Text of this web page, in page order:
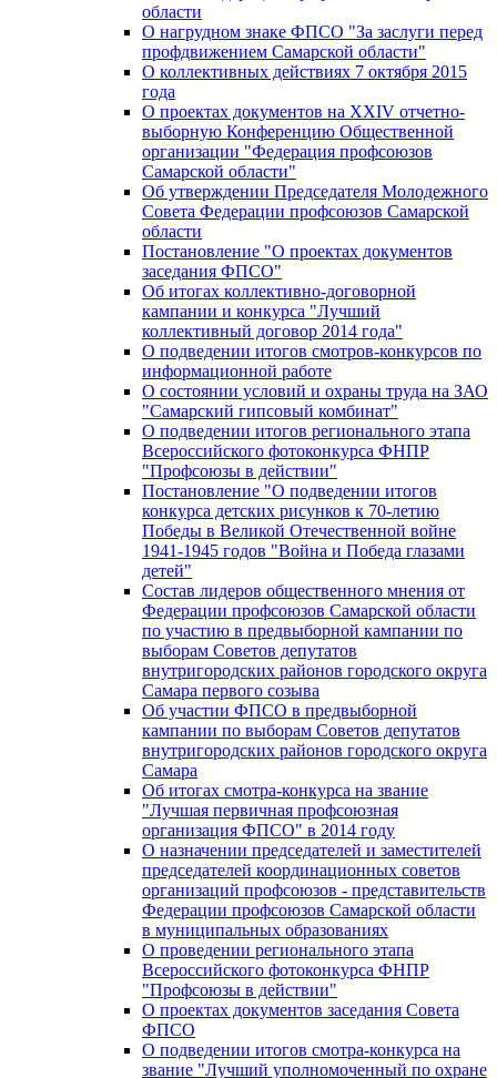
области
О нагрудном знаке ФПСО "За заслуги перед
профдвижением Самарской области"
О коллективных действиях 7 октября 2015
года
О проектах документов на XXIV отчетно-
выборную Конференцию Общественной
организации "Федерация профсоюзов
Самарской области"
Об утверждении Председателя Молодежного
Совета Федерации профсоюзов Самарской
области
Постановление "О проектах документов
заседания ФПСО"
Об итогах коллективно-договорной
кампании и конкурса "Лучший
коллективный договор 2014 года"
О подведении итогов смотров-конкурсов по
информационной работе
О состоянии условий и охраны труда на ЗАО
"Самарский гипсовый комбинат"
О подведении итогов регионального этапа
Всероссийского фотоконкурса ФНПР
"Профсоюзы в действии"
Постановление "О подведении итогов
конкурса детских рисунков к 70-летию
Победы в Великой Отечественной войне
1941-1945 годов "Война и Победа глазами
детей"
Состав лидеров общественного мнения от
Федерации профсоюзов Самарской области
по участию в предвыборной кампании по
выборам Советов депутатов
внутригородских районов городского округа
Самара первого созыва
Об участии ФПСО в предвыборной
кампании по выборам Советов депутатов
внутригородских районов городского округа
Самара
Об итогах смотра-конкурса на звание
"Лучшая первичная профсоюзная
организация ФПСО" в 2014 году
О назначении председателей и заместителей
председателей координационных советов
организаций профсоюзов - представительств
Федерации профсоюзов Самарской области
в муниципальных образованиях
О проведении регионального этапа
Всероссийского фотоконкурса ФНПР
"Профсоюзы в действии"
О проектах документов заседания Совета
ФПСО
О подведении итогов смотра-конкурса на
звание "Лучший уполномоченный по охране